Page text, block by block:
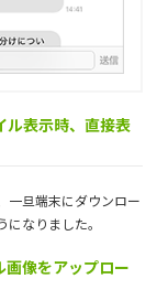
ル表示時、直接表
一旦端末にダウンロー
なりました。
画像をアップロー